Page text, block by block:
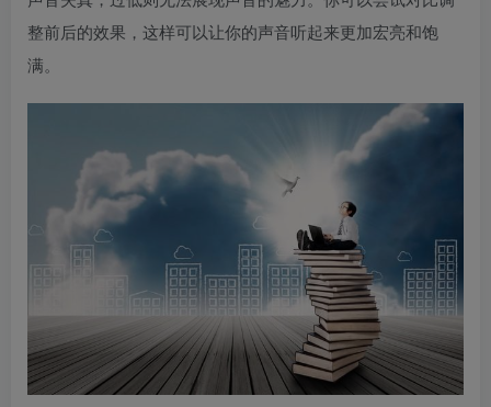
整前后的效果，这样可以让你的声音听起来更加宏亮和饱
满。